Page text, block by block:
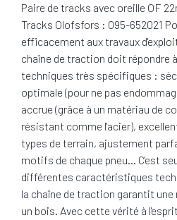
Paire de tracks avec oreille OF
Tracks Olofsfors : 095-652021
efficacement aux travaux
chaîne de traction doit répondre
techniques très spécifiques :
optimale (pour ne pas
accrue (grâce à un matériau de
résistant comme l'acier),
types de terrain, ajustement
motifs de chaque pneu… C'est
différentes caractéristiques
la chaîne de traction garantit
un bois. Avec cette vérité à